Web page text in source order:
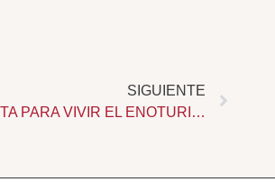
SIGUIENTE
VISITAS A BODEGAS EN RONDA, GUÍA COMPLETA PARA VIVIR EL ENOTURISMO EN LA SERRANÍA